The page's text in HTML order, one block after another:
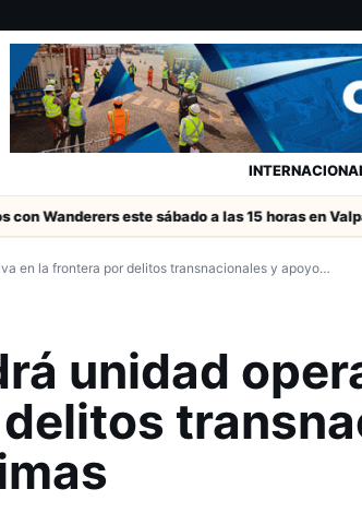
este sábado a las 15 horas en Valparaíso
en la frontera por delitos transnacionales y apoyo…
unidad